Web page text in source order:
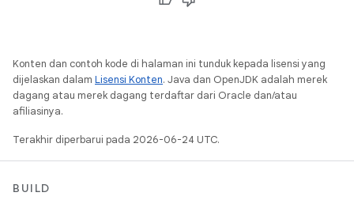
Konten dan contoh kode di halaman ini tunduk kepada lisensi yang
dijelaskan dalam Lisensi Konten. Java dan OpenJDK adalah merek
dagang atau merek dagang terdaftar dari Oracle dan/atau
afiliasinya.
Terakhir diperbarui pada 2026-06-24 UTC.
BUILD